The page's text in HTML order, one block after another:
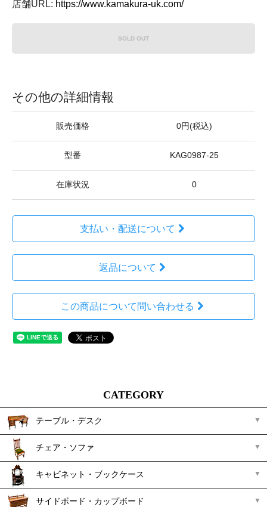
店舗URL: https://www.kamakura-uk.com/
SOLD OUT
その他の詳細情報
販売価格 0円(税込)
型番 KAG0987-25
在庫状況 0
支払い・配送について
返品について
この商品について問い合わせる
CATEGORY
テーブル・デスク
チェア・ソファ
キャビネット・ブックケース
サイドボード・カップボード